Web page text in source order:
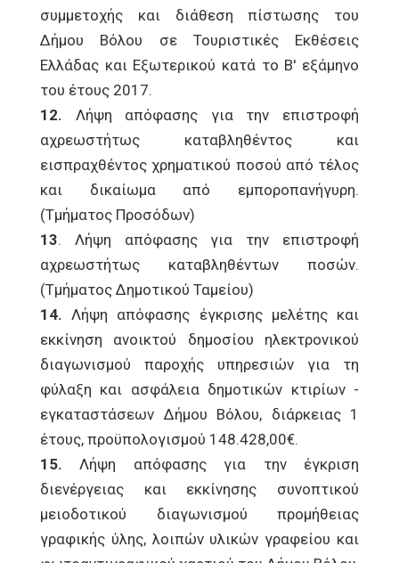
συμμετοχής και διάθεση πίστωσης του
Δήμου Βόλου σε Τουριστικές Εκθέσεις
Ελλάδας και Εξωτερικού κατά το Β' εξάμηνο
του έτους 2017.
12. Λήψη απόφασης για την επιστροφή
αχρεωστήτως καταβληθέντος και
εισπραχθέντος χρηματικού ποσού από τέλος
και δικαίωμα από εμποροπανήγυρη.
(Τμήματος Προσόδων)
13. Λήψη απόφασης για την επιστροφή
αχρεωστήτως καταβληθέντων ποσών.
(Τμήματος Δημοτικού Ταμείου)
14. Λήψη απόφασης έγκρισης μελέτης και
εκκίνηση ανοικτού δημοσίου ηλεκτρονικού
διαγωνισμού παροχής υπηρεσιών για τη
φύλαξη και ασφάλεια δημοτικών κτιρίων -
εγκαταστάσεων Δήμου Βόλου, διάρκειας 1
έτους, προϋπολογισμού 148.428,00€.
15. Λήψη απόφασης για την έγκριση
διενέργειας και εκκίνησης συνοπτικού
μειοδοτικού διαγωνισμού προμήθειας
γραφικής ύλης, λοιπών υλικών γραφείου και